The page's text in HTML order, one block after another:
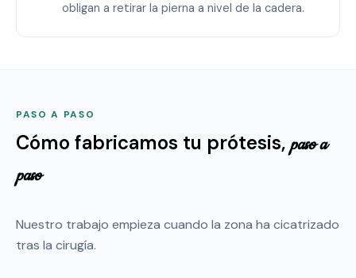
obligan a retirar la pierna a nivel de la cadera.
PASO A PASO
Cómo fabricamos tu prótesis,paso a
paso
Nuestro trabajo empieza cuando la zona ha cicatrizado
tras la cirugía.